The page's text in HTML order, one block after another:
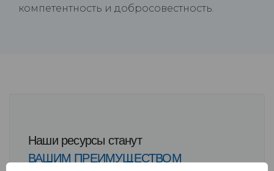
компетентность и добросовестность.
Наши ресурсы станут
ВАШИМ ПРЕИМУЩЕСТВОМ